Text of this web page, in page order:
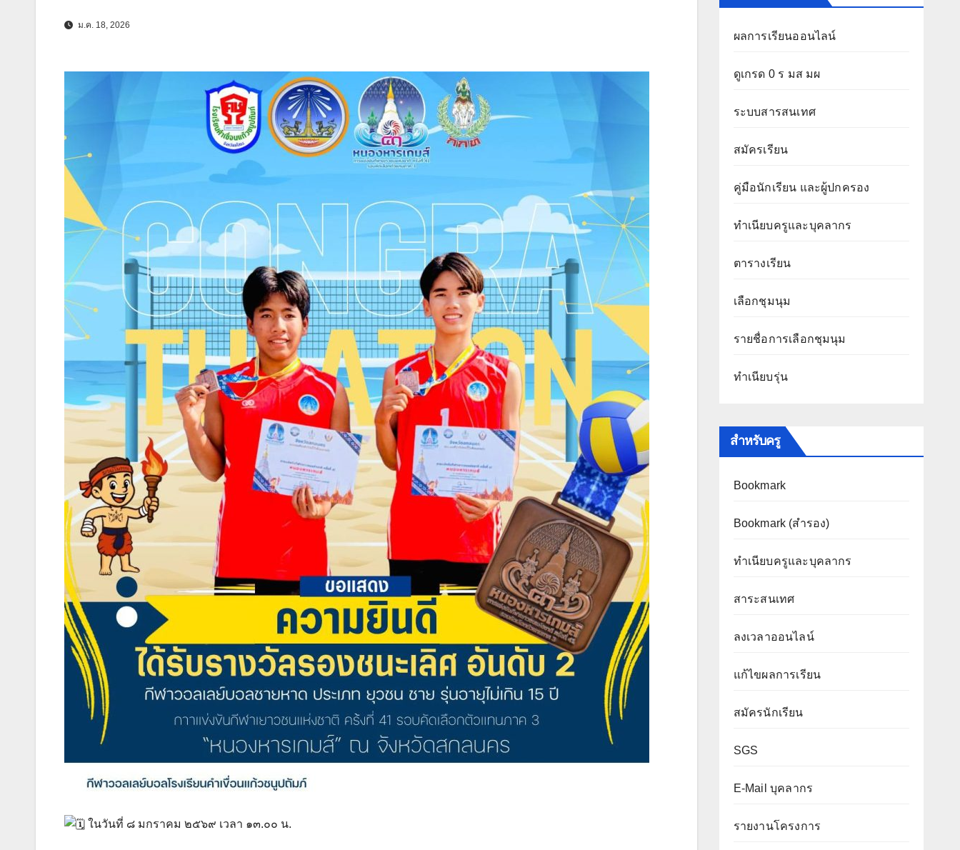
ม.ค. 18, 2026
ในวันที่ ๘ มกราคม ๒๕๖๙ เวลา ๑๓.๐๐ น.
ผลการเรียนออนไลน์
ดูเกรด 0 ร มส มผ
ระบบสารสนเทศ
สมัครเรียน
คู่มือนักเรียน และผู้ปกครอง
ทำเนียบครูและบุคลากร
ตารางเรียน
เลือกชุมนุม
รายชื่อการเลือกชุมนุม
ทำเนียบรุ่น
สำหรับครู
Bookmark
Bookmark (สำรอง)
ทำเนียบครูและบุคลากร
สาระสนเทศ
ลงเวลาออนไลน์
แก้ไขผลการเรียน
สมัครนักเรียน
SGS
E-Mail บุคลากร
รายงานโครงการ